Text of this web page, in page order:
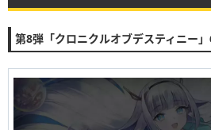
第8弾「クロニクルオブデスティニー